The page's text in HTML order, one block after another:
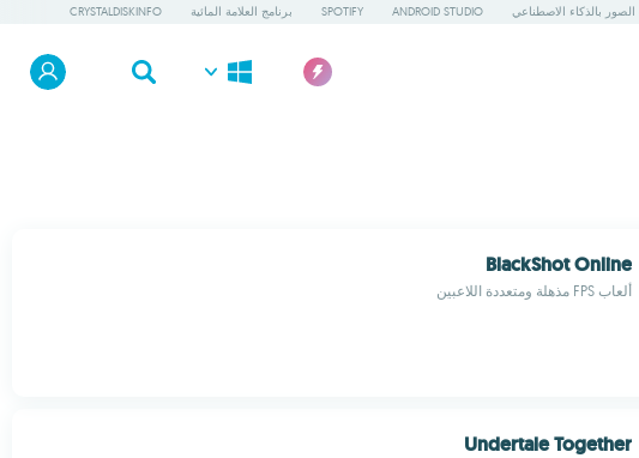
بالذكاء الاصطناعي ANDROID STUDIO
SPOTIFY برنامج العلامة المائية CRYSTALDISKINFO
BlackShot Online
ألعاب FPS مذهلة ومتعددة اللاعبين
Undertale Together